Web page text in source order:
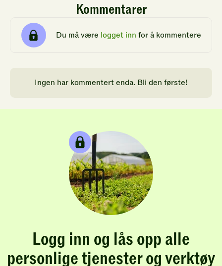
Kommentarer
Du må være logget inn for å kommentere
Ingen har kommentert enda. Bli den første!
Logg inn og lås opp alle
personlige tjenester og verktøy